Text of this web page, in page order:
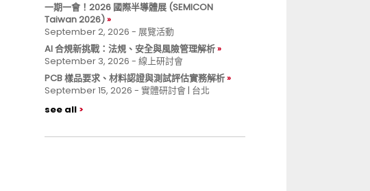
一期一會！2026 國際半導體展 (SEMICON
Taiwan 2026)
September 2, 2026 - 展覽活動
AI 合規新挑戰：法規、安全與風險管理解析
September 3, 2026 - 線上研討會
PCB 樣品要求、材料認證與測試評估實務解析
September 15, 2026 - 實體研討會 | 台北
see all